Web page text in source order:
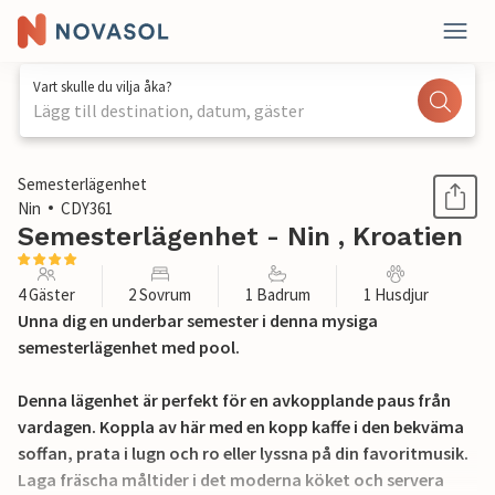
Vart skulle du vilja åka?
Lägg till destination, datum, gäster
1 / 38
Semesterlägenhet
Nin
CDY361
Semesterlägenhet - Nin , Kroatien
4 Gäster 2 Sovrum 1 Badrum 1 Husdjur
Unna dig en underbar semester i denna mysiga
semesterlägenhet med pool.
Denna lägenhet är perfekt för en avkopplande paus från
vardagen. Koppla av här med en kopp kaffe i den bekväma
soffan, prata i lugn och ro eller lyssna på din favoritmusik.
Laga fräscha måltider i det moderna köket och servera